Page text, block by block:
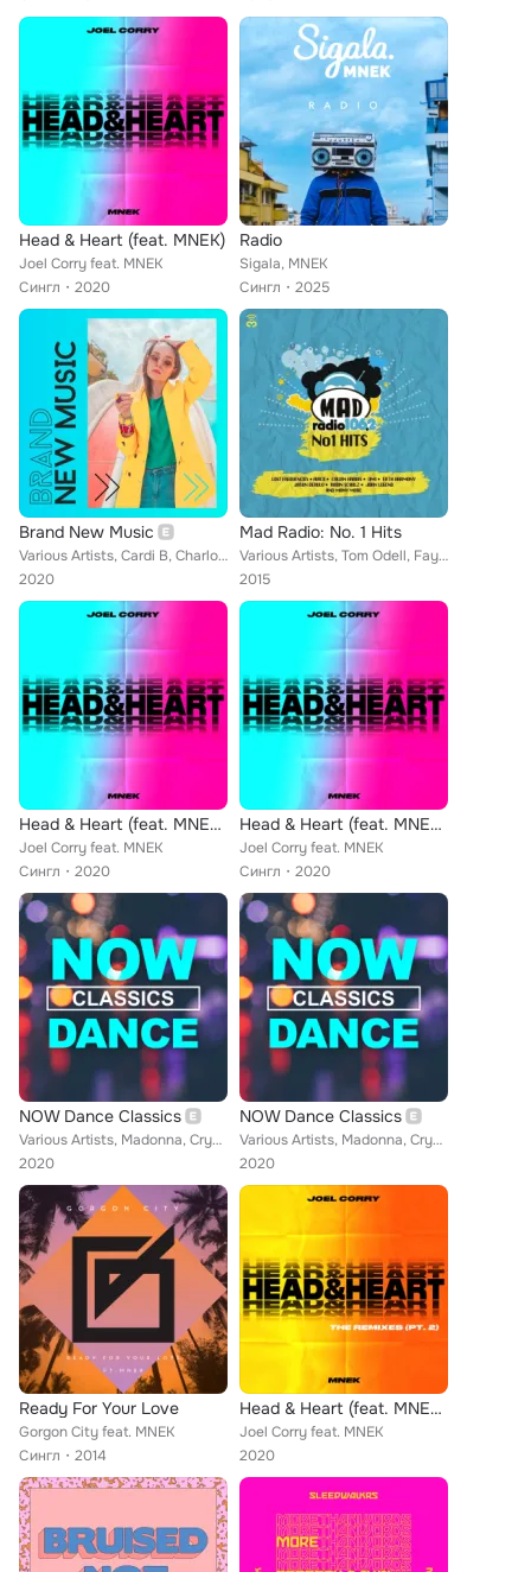
Head & Heart (feat. MNEK)
Joel Corry feat. MNEK
Сингл
2020
Radio
Sigala, MNEK
Сингл
2025
Brand New Music
Various Artists, Cardi B, Charlotte Cardin, Ella Henderson, Pola Rise, more*, Elderbrook, Joel Corry, Briston Maroney, Jack Gray...
2020
Mad Radio: No. 1 Hits
Various Artists, Tom Odell, Faydee, Calvin Harris, Omi, Fifth Harmony, MNEK, Avicii, Shaggy, Kygo, Jason Derulo, Lariss, Lost Fr...
2015
Head & Heart (feat. MNEK) (Extended Mix)
Joel Corry feat. MNEK
Сингл
2020
Head & Heart (feat. MNEK) (Extended Mix)
Joel Corry feat. MNEK
Сингл
2020
NOW Dance Classics
Various Artists, Madonna, Crystal Waters, Ellie Goulding, The Shamen, Spice Girls, Scissor Sisters, Kiesza, Jax Jones, The Chain...
2020
NOW Dance Classics
Various Artists, Madonna, Crystal Waters, Ellie Goulding, The Shamen, Spice Girls, Scissor Sisters, Kiesza, Jax Jones, The Chain...
2020
Ready For Your Love
Gorgon City feat. MNEK
Сингл
2014
Head & Heart (feat. MNEK) (The Remixes Pt. 2)
Joel Corry feat. MNEK
2020